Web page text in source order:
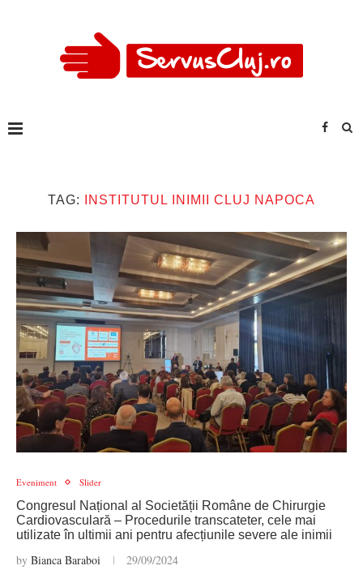
TAG: INSTITUTUL INIMII CLUJ NAPOCA
Eveniment Slider
Congresul Național al Societății Române de Chirurgie
Cardiovasculară – Procedurile transcateter, cele mai
utilizate în ultimii ani pentru afecțiunile severe ale inimii
by Bianca Baraboi 29/09/2024